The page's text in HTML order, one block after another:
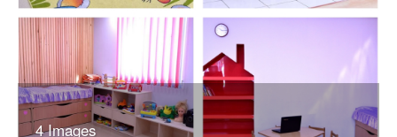
4 Images